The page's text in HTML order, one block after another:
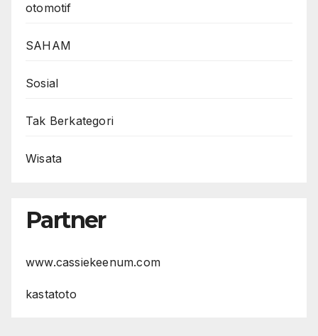
otomotif
SAHAM
Sosial
Tak Berkategori
Wisata
Partner
www.cassiekeenum.com
kastatoto